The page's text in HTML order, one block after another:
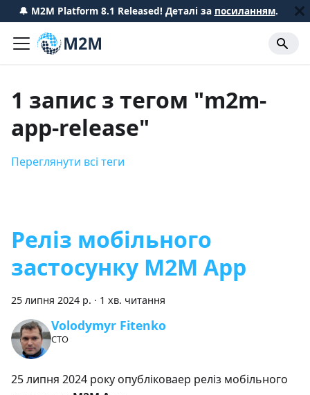
🔔 M2M Platform 8.1 Released! Деталі за посиланням.
1 запис з тегом "m2m-
app-release"
Переглянути всі теги
Реліз мобільного
застосунку M2M App
25 липня 2024 р. · 1 хв. читання
Volodymyr Fitenko
CTO
25 липня 2024 року опубліковаер реліз мобільного